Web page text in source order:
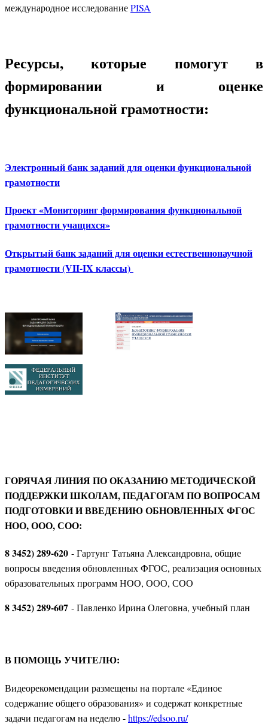
международное исследованиеPISA
Ресурсы, которые помогут в
формировании и оценке
функциональной грамотности:
Электронный банк заданий для оценки функциональной
грамотности
Проект «Мониторинг формирования функциональной
грамотности учащихся»
Открытый банк заданий для оценки естественнонаучной
грамотности (VII-IX классы)
ГОРЯЧАЯ ЛИНИЯ ПО ОКАЗАНИЮ МЕТОДИЧЕСКОЙ
ПОДДЕРЖКИ ШКОЛАМ, ПЕДАГОГАМ ПО ВОПРОСАМ
ПОДГОТОВКИ И ВВЕДЕНИЮ ОБНОВЛЕННЫХ ФГОС
НОО, ООО, СОО:
8 3452) 289-620 - Гартунг Татьяна Александровна, общие
вопросы введения обновленных ФГОС, реализация основных
образовательных программ НОО, ООО, СОО
8 3452) 289-607 - Павленко Ирина Олеговна, учебный план
В ПОМОЩЬ УЧИТЕЛЮ:
Видеорекомендации размещены на портале «Единое
содержание общего образования» и содержат конкретные
задачи педагогам на неделю -https://edsoo.ru/